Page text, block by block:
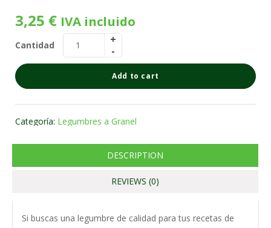
3,25 € IVA incluido
Cantidad
Add to cart
Categoría: Legumbres a Granel
DESCRIPTION
REVIEWS (0)
Si buscas una legumbre de calidad para tus recetas de